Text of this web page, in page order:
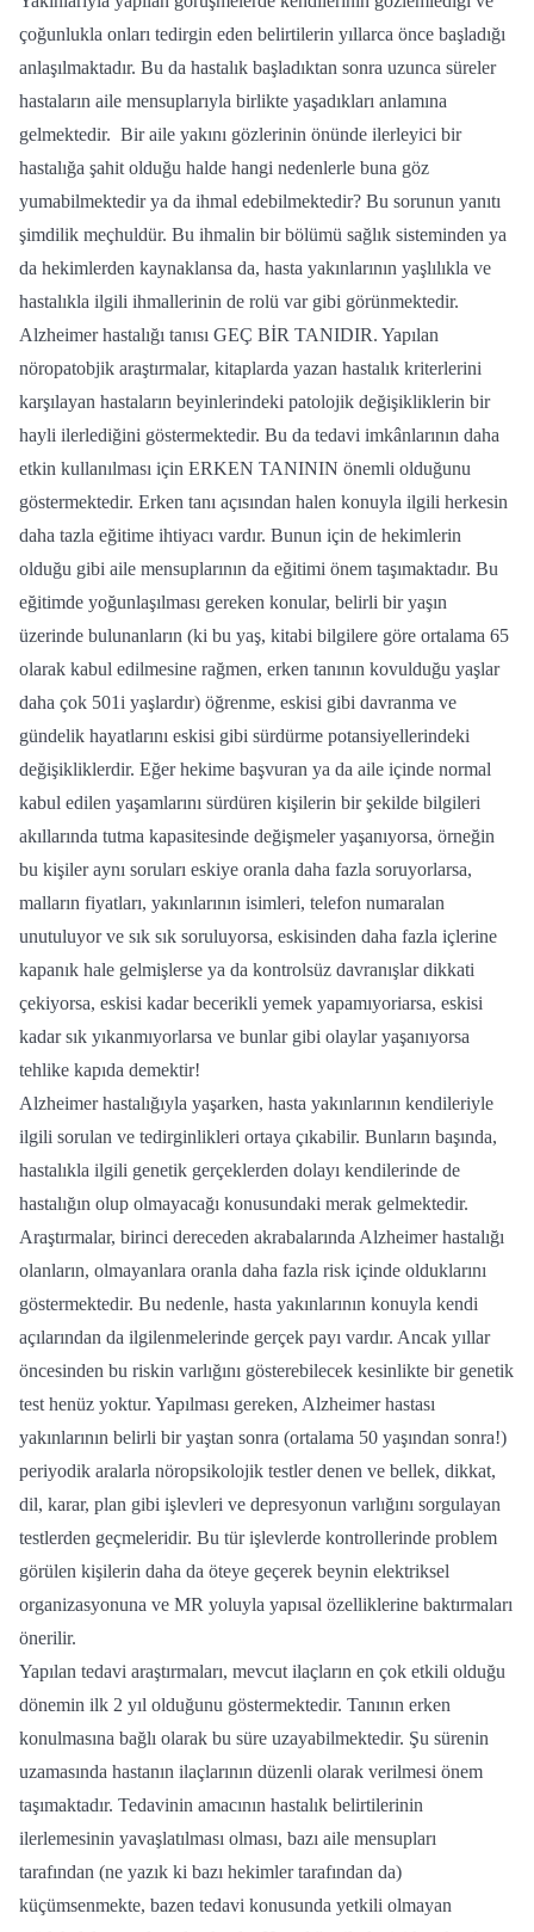
çoğunlukla onları tedirgin eden belirtilerin yıllarca önce başladığı
anlaşılmaktadır. Bu da hastalık başladıktan sonra uzunca süreler
hastaların aile mensuplarıyla birlikte yaşadıkları anlamına
gelmektedir. Bir aile yakını gözlerinin önünde ilerleyici bir
hastalığa şahit olduğu halde hangi nedenlerle buna göz
yumabilmektedir ya da ihmal edebilmektedir? Bu sorunun yanıtı
şimdilik meçhuldür. Bu ihmalin bir bölümü sağlık sisteminden ya
da hekimlerden kaynaklansa da, hasta yakınlarının yaşlılıkla ve
hastalıkla ilgili ihmallerinin de rolü var gibi görünmektedir.
Alzheimer hastalığı tanısı GEÇ BİR TANIDIR. Yapılan
nöropatobjik araştırmalar, kitaplarda yazan hastalık kriterlerini
karşılayan hastaların beyinlerindeki patolojik değişikliklerin bir
hayli ilerlediğini göstermektedir. Bu da tedavi imkânlarının daha
etkin kullanılması için ERKEN TANININ önemli olduğunu
göstermektedir. Erken tanı açısından halen konuyla ilgili herkesin
daha tazla eğitime ihtiyacı vardır. Bunun için de hekimlerin
olduğu gibi aile mensuplarının da eğitimi önem taşımaktadır. Bu
eğitimde yoğunlaşılması gereken konular, belirli bir yaşın
üzerinde bulunanların (ki bu yaş, kitabi bilgilere göre ortalama 65
olarak kabul edilmesine rağmen, erken tanının kovulduğu yaşlar
daha çok 501i yaşlardır) öğrenme, eskisi gibi davranma ve
gündelik hayatlarını eskisi gibi sürdürme potansiyellerindeki
değişikliklerdir. Eğer hekime başvuran ya da aile içinde normal
kabul edilen yaşamlarını sürdüren kişilerin bir şekilde bilgileri
akıllarında tutma kapasitesinde değişmeler yaşanıyorsa, örneğin
bu kişiler aynı soruları eskiye oranla daha fazla soruyorlarsa,
malların fiyatları, yakınlarının isimleri, telefon numaralan
unutuluyor ve sık sık soruluyorsa, eskisinden daha fazla içlerine
kapanık hale gelmişlerse ya da kontrolsüz davranışlar dikkati
çekiyorsa, eskisi kadar becerikli yemek yapamıyoriarsa, eskisi
kadar sık yıkanmıyorlarsa ve bunlar gibi olaylar yaşanıyorsa
tehlike kapıda demektir!
Alzheimer hastalığıyla yaşarken, hasta yakınlarının kendileriyle
ilgili sorulan ve tedirginlikleri ortaya çıkabilir. Bunların başında,
hastalıkla ilgili genetik gerçeklerden dolayı kendilerinde de
hastalığın olup olmayacağı konusundaki merak gelmektedir.
Araştırmalar, birinci dereceden akrabalarında Alzheimer hastalığı
olanların, olmayanlara oranla daha fazla risk içinde olduklarını
göstermektedir. Bu nedenle, hasta yakınlarının konuyla kendi
açılarından da ilgilenmelerinde gerçek payı vardır. Ancak yıllar
öncesinden bu riskin varlığını gösterebilecek kesinlikte bir genetik
test henüz yoktur. Yapılması gereken, Alzheimer hastası
yakınlarının belirli bir yaştan sonra (ortalama 50 yaşından sonra!)
periyodik aralarla nöropsikolojik testler denen ve bellek, dikkat,
dil, karar, plan gibi işlevleri ve depresyonun varlığını sorgulayan
testlerden geçmeleridir. Bu tür işlevlerde kontrollerinde problem
görülen kişilerin daha da öteye geçerek beynin elektriksel
organizasyonuna ve MR yoluyla yapısal özelliklerine baktırmaları
önerilir.
Yapılan tedavi araştırmaları, mevcut ilaçların en çok etkili olduğu
dönemin ilk 2 yıl olduğunu göstermektedir. Tanının erken
konulmasına bağlı olarak bu süre uzayabilmektedir. Şu sürenin
uzamasında hastanın ilaçlarının düzenli olarak verilmesi önem
taşımaktadır. Tedavinin amacının hastalık belirtilerinin
ilerlemesinin yavaşlatılması olması, bazı aile mensupları
tarafından (ne yazık ki bazı hekimler tarafından da)
küçümsenmekte, bazen tedavi konusunda yetkili olmayan